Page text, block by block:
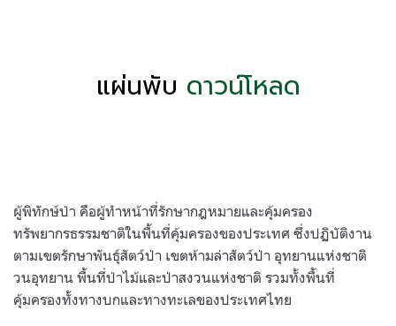
แผ่นพับ ดาวน์โหลด
ผู้พิทักษ์ป่า คือผู้ทำหน้าที่รักษากฎหมายและคุ้มครอง
ทรัพยากรธรรมชาติในพื้นที่คุ้มครองของประเทศ ซึ่งปฏิบัติงาน
ตามเขตรักษาพันธุ์สัตว์ป่า เขตห้ามล่าสัตว์ป่า อุทยานแห่งชาติ
วนอุทยาน พื้นที่ป่าไม้และป่าสงวนแห่งชาติ รวมทั้งพื้นที่
คุ้มครองทั้งทางบกและทางทะเลของประเทศไทย